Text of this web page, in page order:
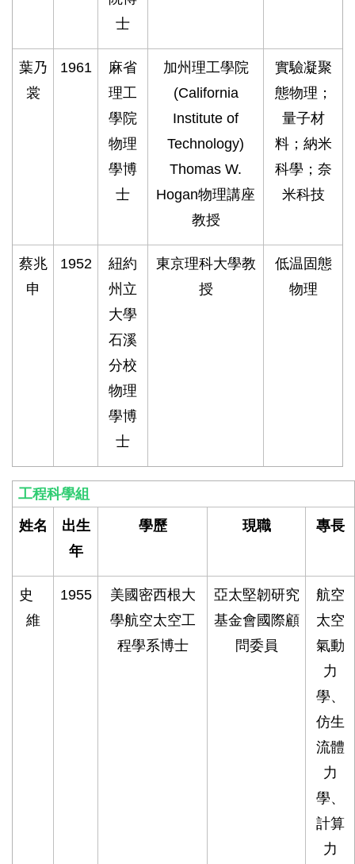
士
葉乃
裳
1961
麻省
理工
學院
物理
學博
士
加州理工學院
(California
Institute of
Technology)
Thomas W.
Hogan物理講座
教授
實驗凝聚
態物理；
量子材
料；納米
科學；奈
米科技
蔡兆
申
1952
紐約
州立
大學
石溪
分校
物理
學博
士
東京理科大學教
授
低温固態
物理
工程科學組
姓名
出生
年
學歷 現職 專長
史
維
1955
美國密西根大
學航空太空工
程學系博士
亞太堅韌研究
基金會國際顧
問委員
航空
太空
氣動
力
學、
仿生
流體
力
學、
計算
力